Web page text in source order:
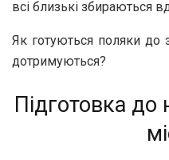
всі близькі збираються
Як готуються поляки до
дотримуються?
Підготовка до